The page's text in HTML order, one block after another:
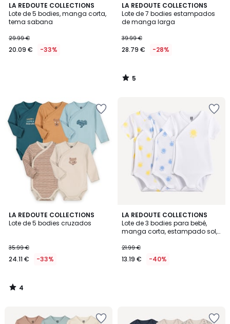
LA REDOUTE COLLECTIONS
Lote de 5 bodies, manga corta,
tema sabana
29.99 €
20.09 € -33%
LA REDOUTE COLLECTIONS
Lote de 7 bodies estampados
de manga larga
39.99 €
28.79 € -28%
5
/
5
5
/
LA REDOUTE COLLECTIONS
Lote de 5 bodies cruzados
35.99 €
24.11 € -33%
4
/
4
/
LA REDOUTE COLLECTIONS
Lote de 3 bodies para bebé,
manga corta, estampado sol,
21.99 €
13.19 € -40%